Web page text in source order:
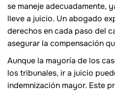
se maneje adecuadamente,
lleve a juicio. Un abogado
derechos en cada paso del
asegurar la compensación
Aunque la mayoría de los
los tribunales, ir a juicio
indemnización mayor. Este